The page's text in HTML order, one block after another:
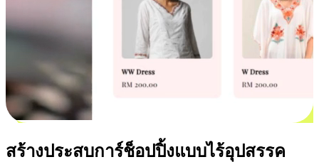
สร้างประสบการ์ช็อปปิ้งแบบไร้อุปสรรค